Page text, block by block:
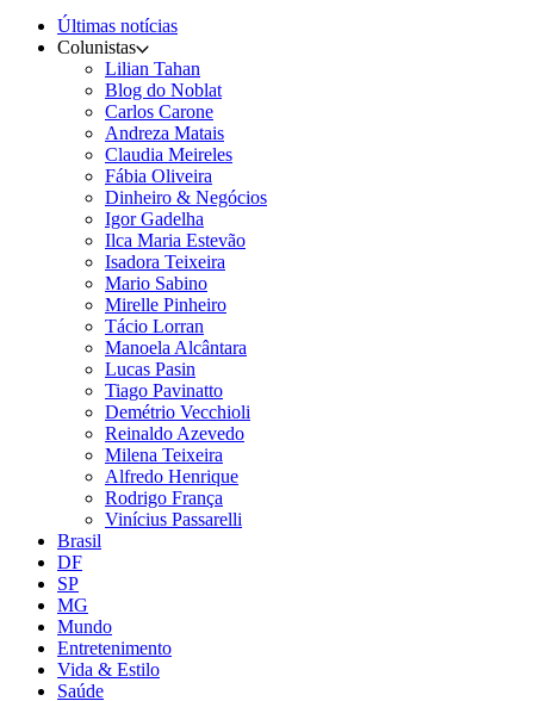
Últimas notícias
Colunistas
Lilian Tahan
Blog do Noblat
Carlos Carone
Andreza Matais
Claudia Meireles
Fábia Oliveira
Dinheiro & Negócios
Igor Gadelha
Ilca Maria Estevão
Isadora Teixeira
Mario Sabino
Mirelle Pinheiro
Tácio Lorran
Manoela Alcântara
Lucas Pasin
Tiago Pavinatto
Demétrio Vecchioli
Reinaldo Azevedo
Milena Teixeira
Alfredo Henrique
Rodrigo França
Vinícius Passarelli
Brasil
DF
SP
MG
Mundo
Entretenimento
Vida & Estilo
Saúde